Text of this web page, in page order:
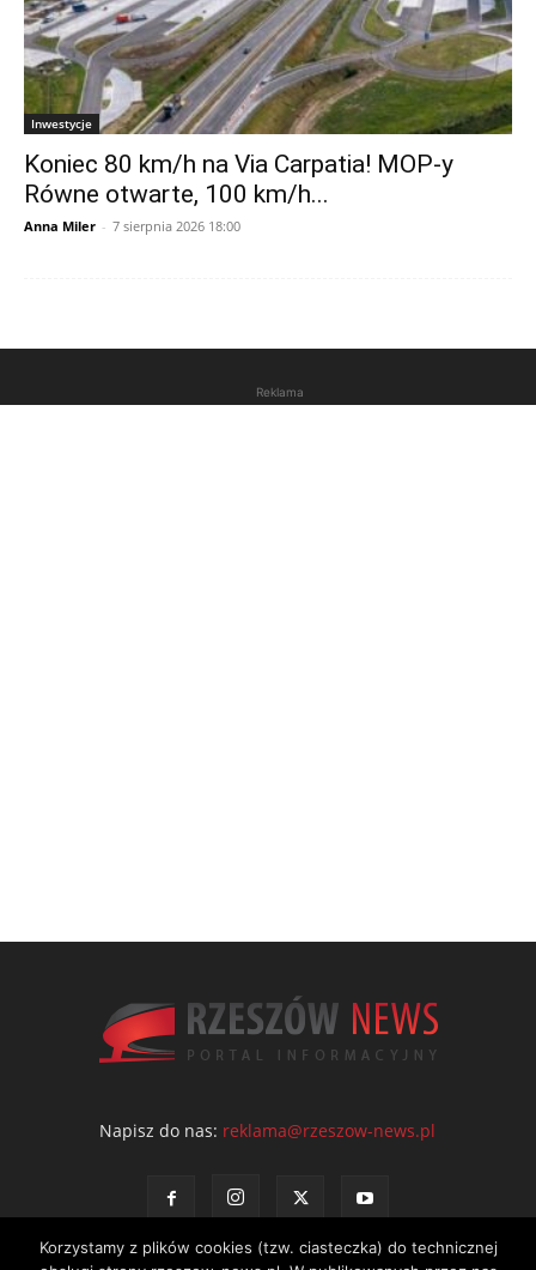
Inwestycje
Koniec 80 km/h na Via Carpatia! MOP-y
Równe otwarte, 100 km/h...
Anna Miler - 7 sierpnia 2026 18:00
Reklama
Napisz do nas: reklama@rzeszow-news.pl
Korzystamy z plików cookies (tzw. ciasteczka) do technicznej